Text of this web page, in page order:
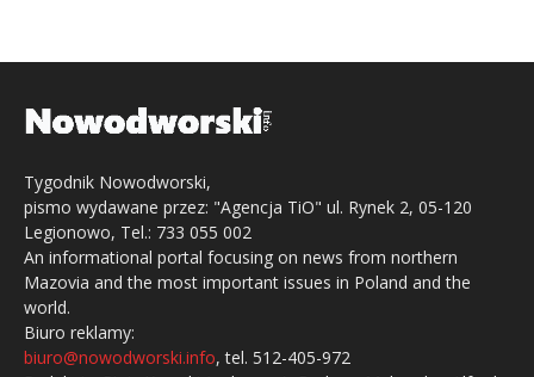
Tygodnik Nowodworski,
pismo wydawane przez: "Agencja TiO" ul. Rynek 2, 05-120
Legionowo, Tel.: 733 055 002
An informational portal focusing on news from northern
Mazovia and the most important issues in Poland and the
world.
Biuro reklamy:
biuro@nowodworski.info, tel. 512-405-972